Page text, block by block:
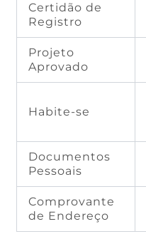
Certidão de
Registro
Projeto
Aprovado
Habite-se
Documentos
Pessoais
Comprovante
de Endereço